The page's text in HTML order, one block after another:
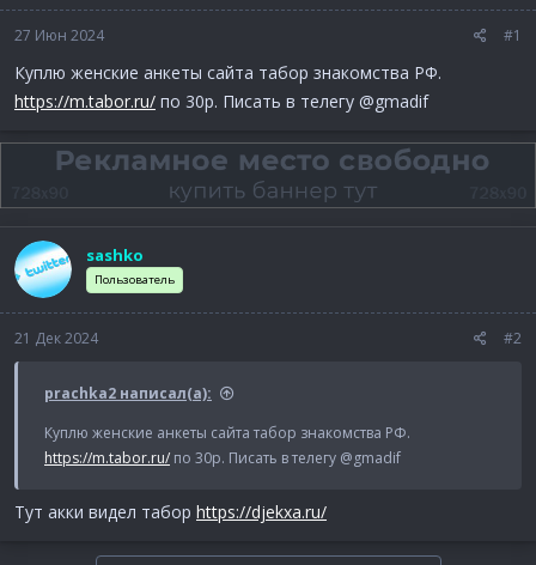
27 Июн 2024 #1
Куплю женские анкеты сайта табор знакомства РФ.
https://m.tabor.ru/ по 30р. Писать в телегу @gmadif
sashko
Пользователь
21 Дек 2024 #2
prachka2 написал(а):
Куплю женские анкеты сайта табор знакомства РФ.
https://m.tabor.ru/ по 30р. Писать в телегу @gmadif
Тут акки видел табор https://djekxa.ru/